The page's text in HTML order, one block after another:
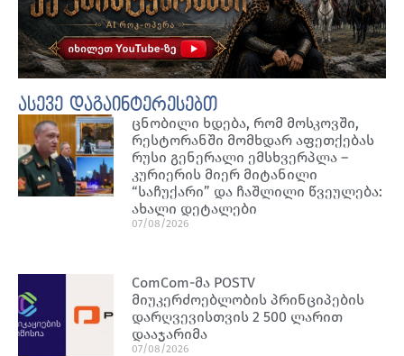
ასევე დაგაინტერესებთ
ცნობილი ხდება, რომ მოსკოვში,
რესტორანში მომხდარ აფეთქებას
რუსი გენერალი ემსხვერპლა –
კურიერის მიერ მიტანილი
“საჩუქარი” და ჩაშლილი წვეულება:
ახალი დეტალები
07/08/2026
ComCom-მა POSTV
მიუკერძოებლობის პრინციპების
დარღვევისთვის 2 500 ლარით
დააჯარიმა
07/08/2026